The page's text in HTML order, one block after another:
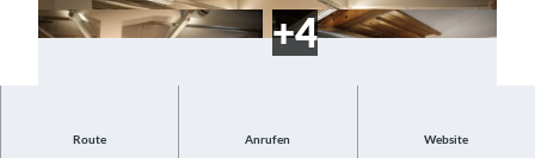
Route Anrufen Website
Besuche die Lernenden und schau diesen bei der Arbeit zu